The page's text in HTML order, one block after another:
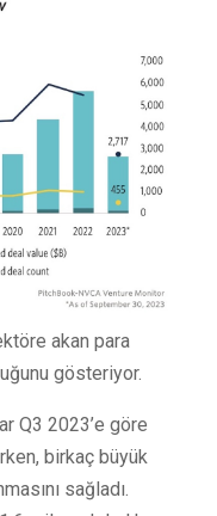
akan para
gösteriyor.
Q3 2023’e göre
birkaç büyük
sağladı.